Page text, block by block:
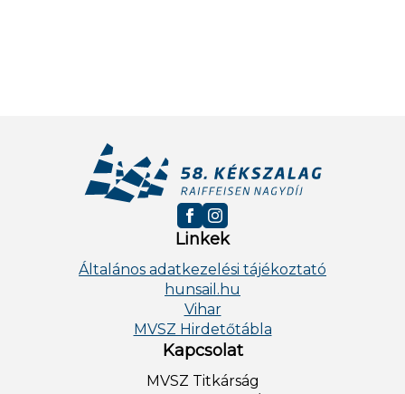
Linkek
Általános adatkezelési tájékoztató
hunsail.hu
Vihar
MVSZ Hirdetőtábla
Kapcsolat
MVSZ Titkárság